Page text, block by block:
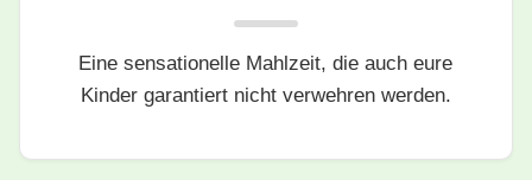
Eine sensationelle Mahlzeit, die auch eure
Kinder garantiert nicht verwehren werden.